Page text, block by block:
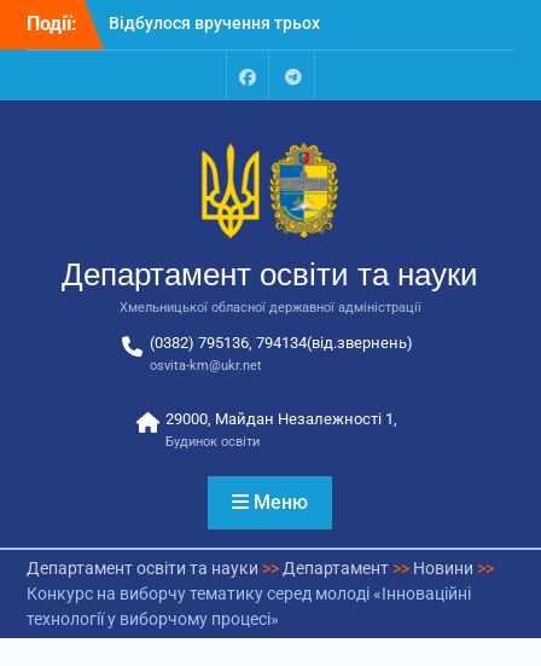
Перейти
Події:
Відбулося вручення трьох
автобусів для потреб
Відбулося засідання
освіти та науки обласної
державної адміністрації
Відбулась обласна
національно-патріотичне
виховання
FacebookTalegram
Департамент освіти та науки
Хмельницької обласної державної адміністрації
(0382) 795136, 794134(від.звернень)
osvita-km@ukr.net
29000, Майдан Незалежності 1,
Будинок освіти
Меню
Департамент освіти та науки >> Департамент>> Новини >>
Конкурс на виборчу тематику серед молоді «Інноваційні
технології у виборчому процесі»